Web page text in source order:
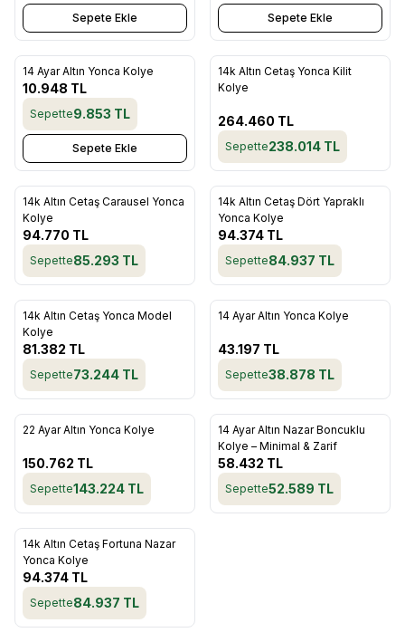
Sepete Ekle Sepete Ekle
Favorilere Ekle
14 Ayar Altın Yonca Kolye
10.948 TL
Sepette9.853 TL
Sepete Ekle
Favorilere Ekle
Tükendi
14k Altın Cetaş Yonca Kilit
Kolye
264.460 TL
Sepette238.014 TL
Favorilere Ekle
14k Altın Cetaş Carausel Yonca
Kolye
94.770 TL
Sepette85.293 TL
Favorilere Ekle
Tükendi
14k Altın Cetaş Dört Yapraklı
Yonca Kolye
94.374 TL
Sepette84.937 TL
Favorilere Ekle
14k Altın Cetaş Yonca Model
Kolye
81.382 TL
Sepette73.244 TL
Tükendi
14 Ayar Altın Yonca Kolye
43.197 TL
Sepette38.878 TL
22 Ayar Altın Yonca Kolye
150.762 TL
Sepette143.224 TL
Favorilere Ekle
Tükendi
14 Ayar Altın Nazar Boncuklu
Kolye – Minimal & Zarif
58.432 TL
Sepette52.589 TL
Favorilere Ekle
14k Altın Cetaş Fortuna Nazar
Yonca Kolye
94.374 TL
Sepette84.937 TL